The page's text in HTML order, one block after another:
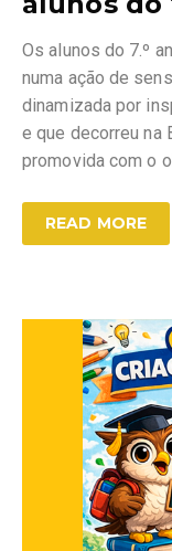
Os alunos do 7.º
numa ação de
dinamizada por
e que decorreu na
promovida com o
READ MORE